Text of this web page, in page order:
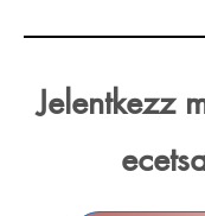
Jelentkezz